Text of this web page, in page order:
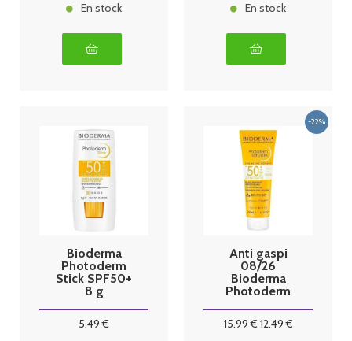
En stock En stock
Bioderma
Photoderm
Stick SPF50+
8 g
5.49 €
Anti gaspi
08/26
Bioderma
Photoderm
SPF50+ 200
ml
15.99€12.49€